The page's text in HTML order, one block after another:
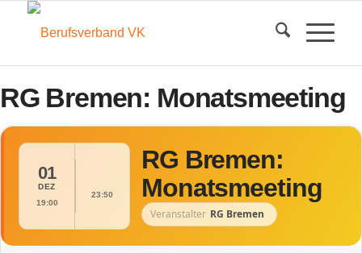
RG Bremen: Monatsmeeting
01
DEZ
19:00
23:50
RG Bremen:
Monatsmeeting
Veranstalter RG Bremen